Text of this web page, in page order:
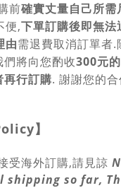
前確實丈量自己所需
便,下單訂購後即無法
由需退費取消訂單者.
將向您酌收300元
再行訂購. 謝謝您的
】
海外訂購,請見諒
so far,